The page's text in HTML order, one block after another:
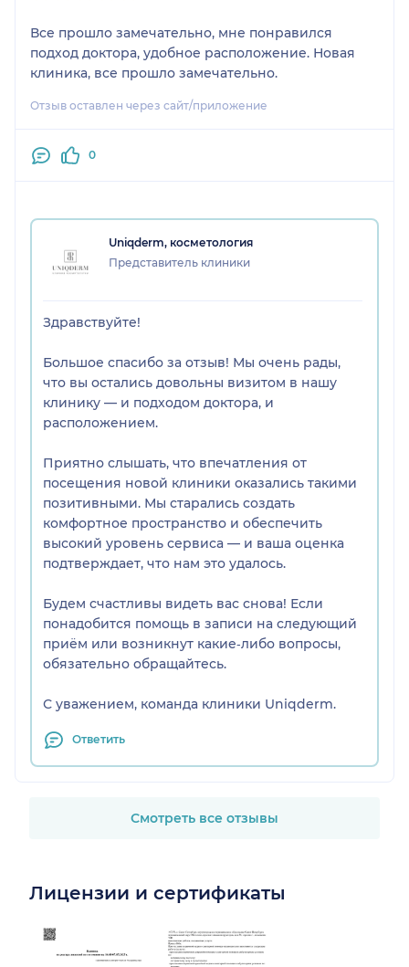
Все прошло замечательно, мне понравился
подход доктора, удобное расположение. Новая
клиника, все прошло замечательно.
Отзыв оставлен через сайт/приложение
0
Uniqderm, косметология
Представитель клиники
Здравствуйте!
Большое спасибо за отзыв! Мы очень рады,
что вы остались довольны визитом в нашу
клинику — и подходом доктора, и
расположением.
Приятно слышать, что впечатления от
посещения новой клиники оказались такими
позитивными. Мы старались создать
комфортное пространство и обеспечить
высокий уровень сервиса — и ваша оценка
подтверждает, что нам это удалось.
Будем счастливы видеть вас снова! Если
понадобится помощь в записи на следующий
приём или возникнут какие‑либо вопросы,
обязательно обращайтесь.
С уважением, команда клиники Uniqderm.
Ответить
Смотреть все отзывы
Лицензии и сертификаты